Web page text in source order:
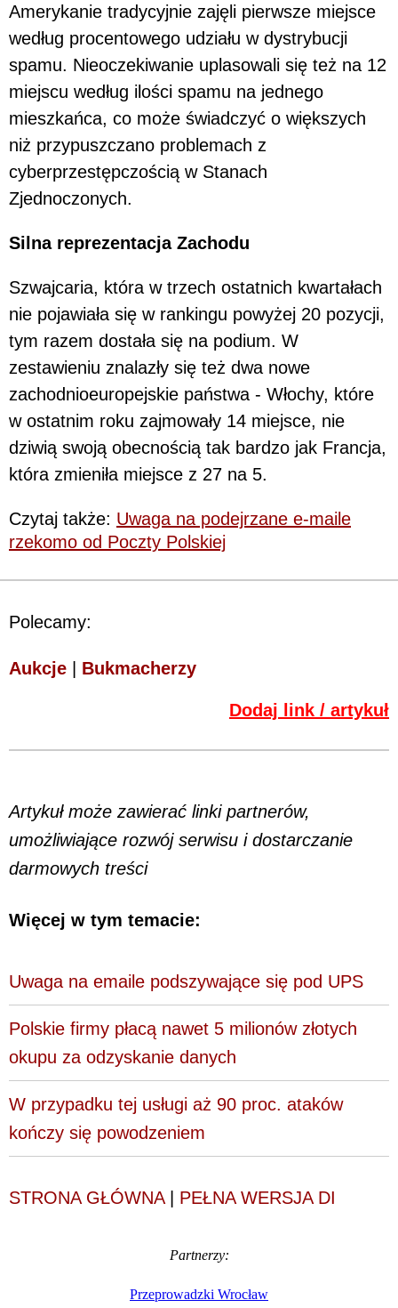
Amerykanie tradycyjnie zajęli pierwsze miejsce
według procentowego udziału w dystrybucji
spamu. Nieoczekiwanie uplasowali się też na 12
miejscu według ilości spamu na jednego
mieszkańca, co może świadczyć o większych
niż przypuszczano problemach z
cyberprzestępczością w Stanach
Zjednoczonych.
Silna reprezentacja Zachodu
Szwajcaria, która w trzech ostatnich kwartałach
nie pojawiała się w rankingu powyżej 20 pozycji,
tym razem dostała się na podium. W
zestawieniu znalazły się też dwa nowe
zachodnioeuropejskie państwa - Włochy, które
w ostatnim roku zajmowały 14 miejsce, nie
dziwią swoją obecnością tak bardzo jak Francja,
która zmieniła miejsce z 27 na 5.
Czytaj także: Uwaga na podejrzane e-maile
rzekomo od Poczty Polskiej
Polecamy:
Aukcje Bukmacherzy
Dodaj link / artykuł
Artykuł może zawierać linki partnerów,
umożliwiające rozwój serwisu i dostarczanie
darmowych treści
Więcej w tym temacie:
Uwaga na emaile podszywające się pod UPS
Polskie firmy płacą nawet 5 milionów złotych
okupu za odzyskanie danych
W przypadku tej usługi aż 90 proc. ataków
kończy się powodzeniem
STRONA GŁÓWNA| PEŁNA WERSJA DI
Partnerzy:
Przeprowadzki Wrocław